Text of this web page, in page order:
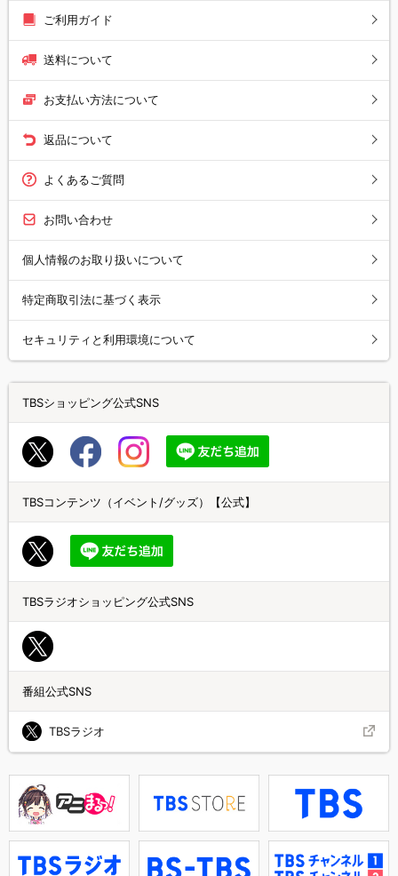
ご利用ガイド
送料について
お支払い方法について
返品について
よくあるご質問
お問い合わせ
個人情報のお取り扱いについて
特定商取引法に基づく表示
セキュリティと利用環境について
TBSショッピング公式SNS
TBSコンテンツ（イベント/グッズ）【公式】
TBSラジオショッピング公式SNS
番組公式SNS
TBSラジオ